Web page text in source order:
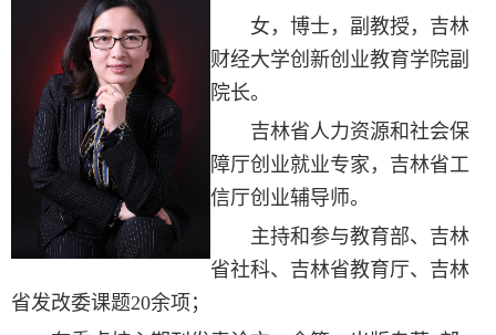
女，博士，副教授，吉林
财经大学创新创业教育学院副
院长。
吉林省人力资源和社会保
障厅创业就业专家，吉林省工
信厅创业辅导师。
主持和参与教育部、吉林
省社科、吉林省教育厅、吉林
省发改委课题20余项；